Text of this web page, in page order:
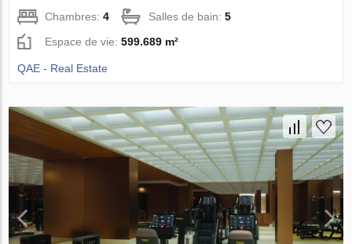
Chambres:4 Salles de bain:5
Espace de vie:599.689 m²
QAE - Real Estate